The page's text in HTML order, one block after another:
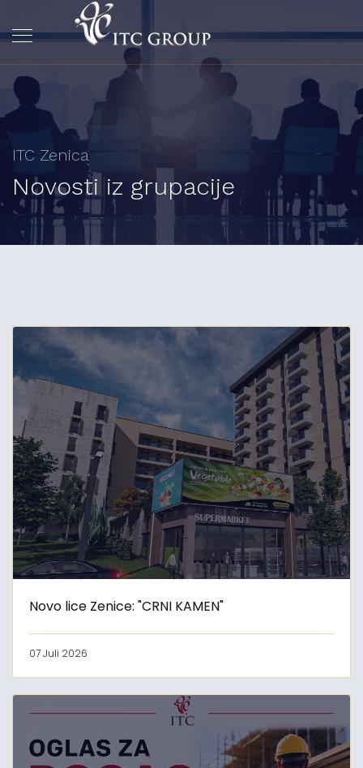
ITC Zenica
Novosti iz grupacije
Novo lice Zenice: "CRNI KAMEN"
07 Juli 2026